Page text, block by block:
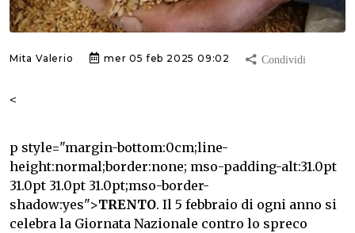
Mita Valerio mer 05 feb 2025 09:02
<
p style="margin-bottom:0cm;line-
height:normal;border:none; mso-padding-alt:31.0pt
31.0pt 31.0pt 31.0pt;mso-border-
shadow:yes">TRENTO. Il 5 febbraio di ogni anno si
celebra la Giornata Nazionale contro lo spreco